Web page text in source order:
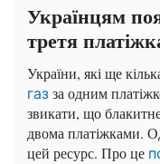
Українцям
третя
України, які ще
газ за одним
звикати, що
двома платіжками.
цей ресурс. Про це